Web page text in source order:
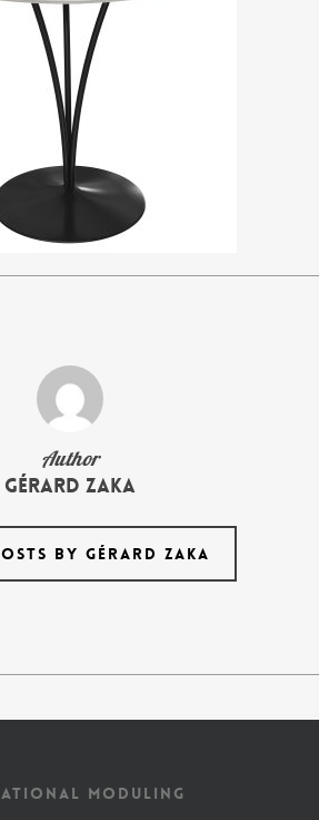
Author
Gérard Zaka
BY GÉRARD ZAKA
MODULING